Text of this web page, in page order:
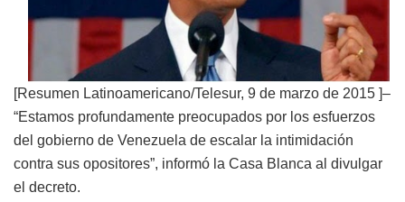
[Resumen Latinoamericano/Telesur, 9 de marzo de 2015 ]–
“Estamos profundamente preocupados por los esfuerzos
del gobierno de Venezuela de escalar la intimidación
contra sus opositores”, informó la Casa Blanca al divulgar
el decreto.